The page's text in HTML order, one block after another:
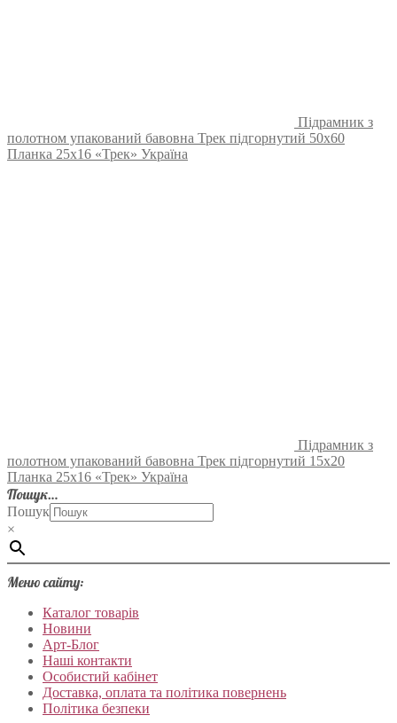
Підрамник з
полотном упакований бавовна Трек підгорнутий 50х60
Планка 25х16 «Трек» Україна
Підрамник з
полотном упакований бавовна Трек підгорнутий 15х20
Планка 25х16 «Трек» Україна
Пошук…
Пошук
×
Меню сайту:
Каталог товарів
Новини
Арт-Блог
Наші контакти
Особистий кабінет
Доставка, оплата та політика повернень
Політика безпеки